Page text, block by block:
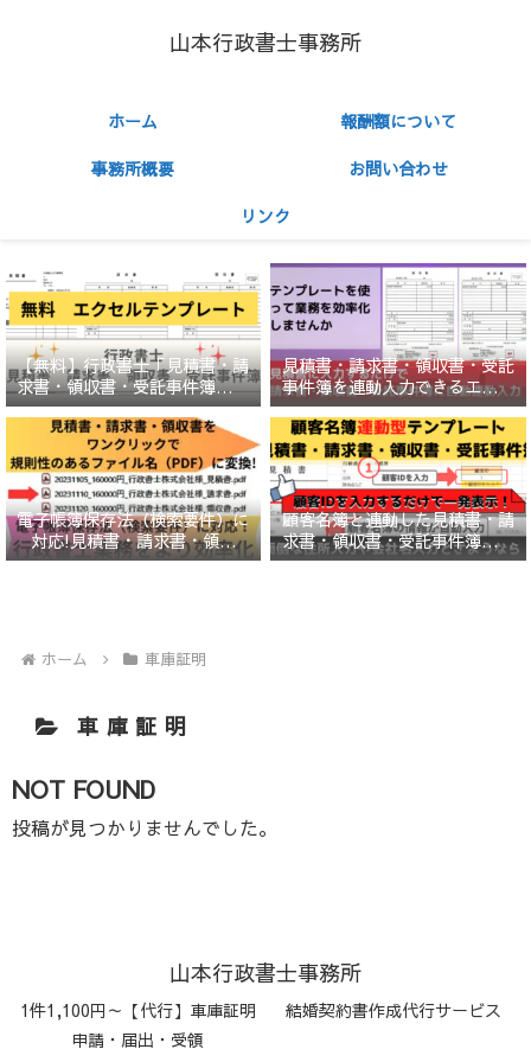
山本行政書士事務所
ホーム
報酬額について
事務所概要
お問い合わせ
リンク
【無料】行政書士「見積書・請
求書・領収書・受託事件簿」エ
クセルテンプレート
見積書・請求書・領収書・受託
事件簿を連動入力できるエクセ
ルテンプレート（ひな形）
電子帳簿保存法（検索要件）に
対応!見積書・請求書・領収
書・受託事件簿エクセルテンプ
顧客名簿と連動した見積書・請
求書・領収書・受託事件簿エク
セルテンプレート
ホーム 車庫証明
車庫証明
NOT FOUND
投稿が見つかりませんでした。
山本行政書士事務所
1件1,100円～【代行】車庫証明
申請・届出・受領
結婚契約書作成代行サービス